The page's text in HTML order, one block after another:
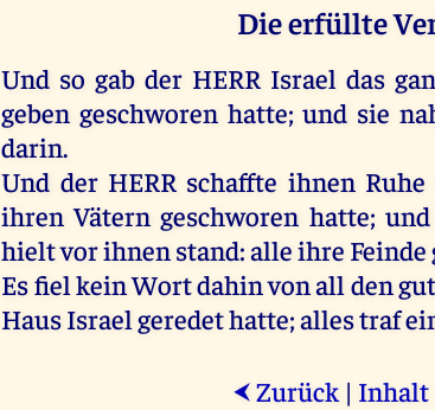
Die erfüllte
Und so gab der HERR Israel das
geben geschworen hatte;und sie
darin.
Und der HERR schaffte ihnen Ruhe
ihren Vätern geschworen hatte; und
hieltvorihnen stand:alleihre Feinde
Esfiel keinWortdahinvonall den
HausIsrael geredethatte;allestraf
⮜ Zurück | Inhalt